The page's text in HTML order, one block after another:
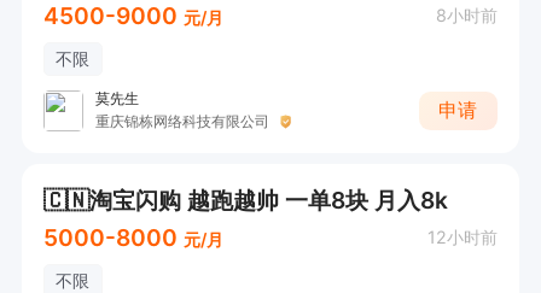
4500-9000 元/月 8小时前
不限
莫先生
重庆锦栋网络科技有限公司
申请
🇨🇳淘宝闪购 越跑越帅 一单8块 月入8k
5000-8000 元/月 12小时前
不限